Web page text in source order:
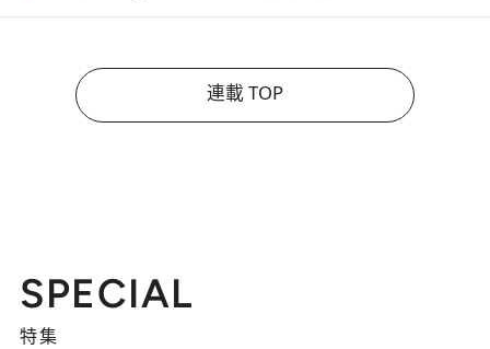
連載 TOP
SPECIAL
特集